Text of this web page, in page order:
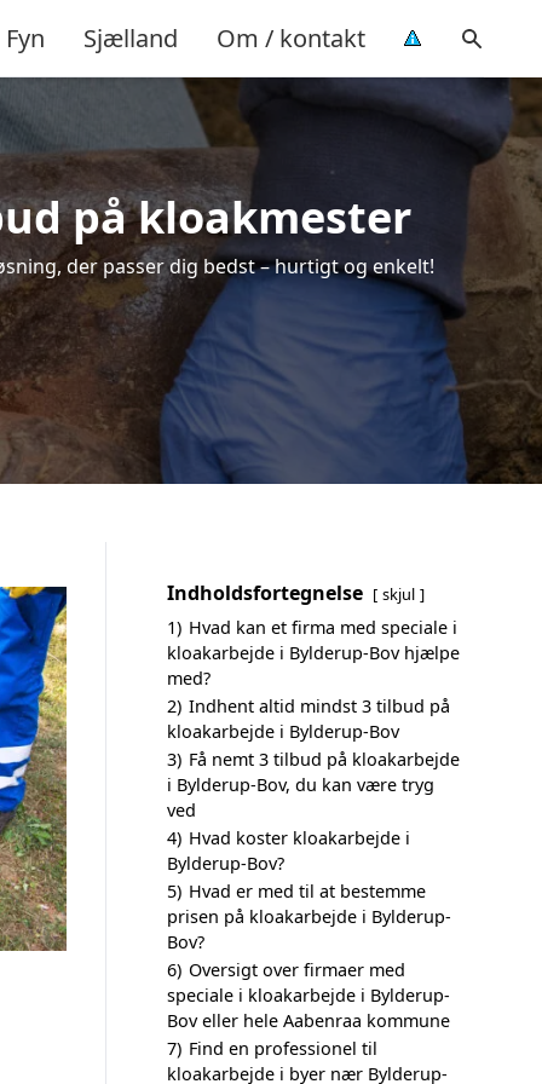
Fyn Sjælland Om / kontakt
på kloakmester
der passer dig bedst – hurtigt og enkelt!
Indholdsfortegnelse skjul
1) Hvad kan et firma med speciale i
kloakarbejde i Bylderup-Bov hjælpe
med?
2) Indhent altid mindst 3 tilbud på
kloakarbejde i Bylderup-Bov
3) Få nemt 3 tilbud på kloakarbejde
i Bylderup-Bov, du kan være tryg
ved
4) Hvad koster kloakarbejde i
Bylderup-Bov?
5) Hvad er med til at bestemme
prisen på kloakarbejde i Bylderup-
Bov?
6) Oversigt over firmaer med
speciale i kloakarbejde i Bylderup-
Bov eller hele Aabenraa kommune
7) Find en professionel til
kloakarbejde i byer nær Bylderup-